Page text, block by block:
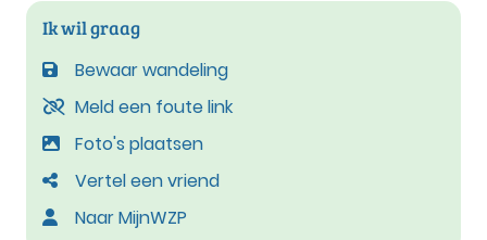
Ik wil graag
Bewaar wandeling
Meld een foute link
Foto's plaatsen
Vertel een vriend
Naar MijnWZP